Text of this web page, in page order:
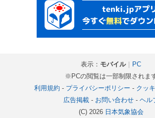
表示： モバイル｜ PC
※PCの閲覧は一部制限されま
利用規約 - プライバシーポリシー - クッ
広告掲載- お問い合わせ- ヘル
(C) 2026 日本気象協会